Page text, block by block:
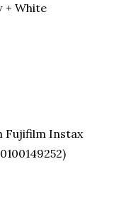
+ White
Fujifilm Instax